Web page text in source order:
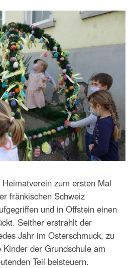
zum ersten Mal
fränkischen Schweiz
und in Offstein einen
Seither erstrahlt der
Jahr im Osterschmuck, zu
der Grundschule am
Teil beisteuern.